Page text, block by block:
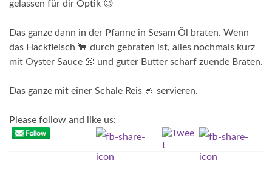
gelassen für dir Optik 😉
Das ganze dann in der Pfanne in Sesam Öl braten. Wenn
das Hackfleisch 🐂 durch gebraten ist, alles nochmals kurz
mit Oyster Sauce 🐚 und guter Butter scharf zuende Braten.
Das ganze mit einer Schale Reis 🍚 servieren.
Please follow and like us: